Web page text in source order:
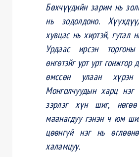
Бөхчүүдийн зарим нь
нь зодолдоно.
хувцас нь хиртэй, гутал
Урдаас ирсэн
өнгөтэйг урт урт гонжгор
өмссөн улаан хүрэн
Монголчуудын харц нэг
зэрлэг хүн шиг, нөгөө
маанагдуу гэнэн ч юм
цөөнгүй нэг нь
халамцуу.